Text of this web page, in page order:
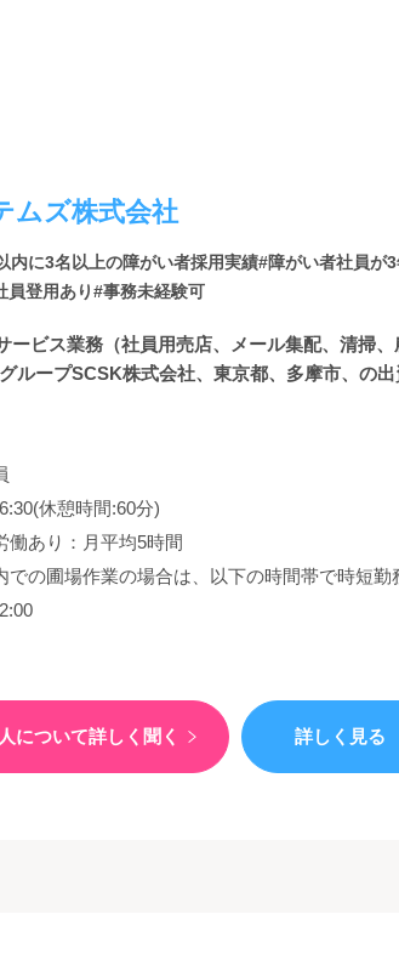
ムズ株式会社
内に3名以上の障がい者採用実績#障がい者社員が
員登用あり#事務未経験可
ービス業務（社員用売店、メール集配、清掃
ループSCSK株式会社、東京都、多摩市、の
休憩時間:60分)
働あり：月平均5時間
の圃場作業の場合は、以下の時間帯で時短勤
について詳しく聞く 詳しく見る